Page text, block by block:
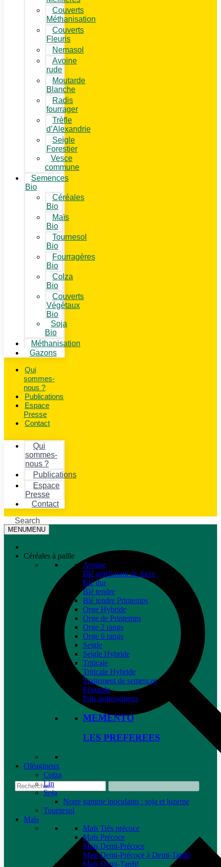
Couverts
Méthanisation
Couverts
Fleuris
Nemasol
Avoine
rude
Moutarde
Blanche
Radis
fourrager
Trèfle
d’Alexandrie
Seigle
Forestier
Vesce
commune
Semences
Bio
Céréales
Bio
Maïs
Bio
Tournesol
Bio
Fourragères
Bio
Colza
Bio
Couverts
Végétaux
Bio
Soja
Bio
Méthanisation
Gazons
Qui
sommes-
nous ?
Publications
Espace
Presse
Contact
Qui
sommes-
nous ?
Publications
Espace
Presse
Contact
Search
MENUMENU
Céréales à paille
Avoine
Blé améliorant de force
Blé dur
Blé tendre
Blé tendre Printemps
Orge Hybride
Orge de Printemps
Orge 2 rangs
Orge 6 rangs
Seigle
Seigle Hybride
Triticale
Triticale Hybride
Traitement de semences
Féverole
Pois protéagineux
MEMENTO
LES PREFEREES
Oléagineux
Colza
Lin
Soja
Notre gamme inoculants : soja et luzerne
Tournesol
Maïs
Maïs Très précoce
Maïs Précoce
Maïs Demi-Précoce
Maïs Demi-Précoce à Demi-Tardif
Maïs Demi-Tardif